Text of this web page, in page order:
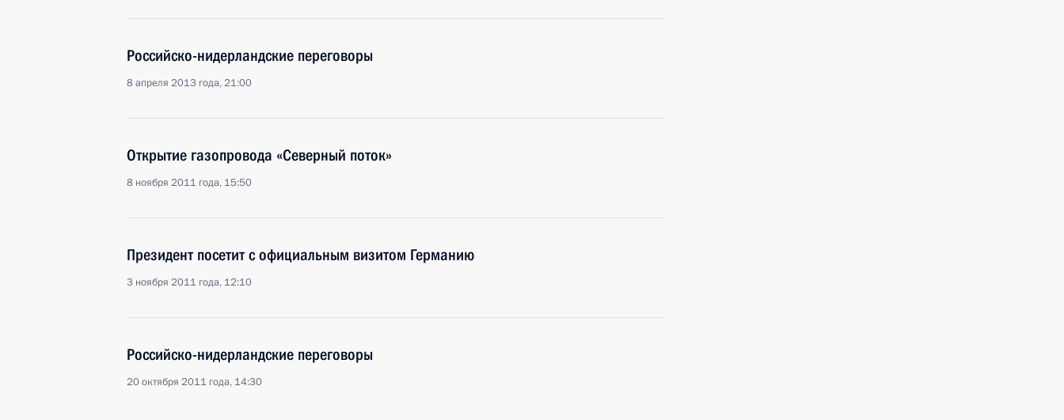
Российско-нидерландские переговоры
8 апреля 2013 года, 21:00
Открытие газопровода «Северный поток»
8 ноября 2011 года, 15:50
Президент посетит с официальным визитом Германию
3 ноября 2011 года, 12:10
Российско-нидерландские переговоры
20 октября 2011 года, 14:30